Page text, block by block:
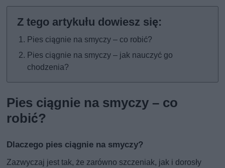
Pies ciągnie na smyczy – co robić?
Pies ciągnie na smyczy – jak nauczyć go
chodzenia?
Pies ciągnie na smyczy – co
robić?
Dlaczego pies ciągnie na smyczy?
Zazwyczaj jest tak, że zarówno szczeniak, jak i dorosły